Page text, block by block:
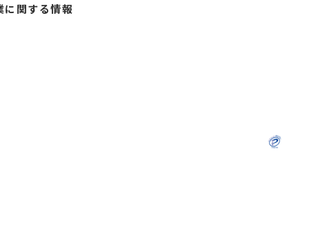
に関する情報